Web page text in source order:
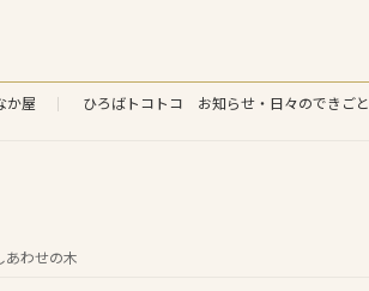
か屋 ひろばトコトコ お知らせ・日々のできごと
あわせの木